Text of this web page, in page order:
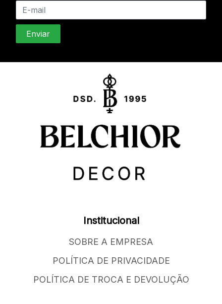
Institucional
SOBRE A EMPRESA
POLÍTICA DE PRIVACIDADE
POLÍTICA DE TROCA E DEVOLUÇÃO